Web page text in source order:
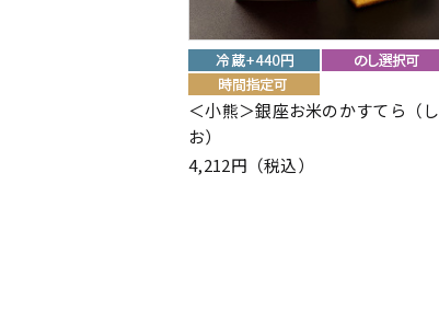
＜小熊＞銀座お米のかすてら（し
お）
4,212円（税込）